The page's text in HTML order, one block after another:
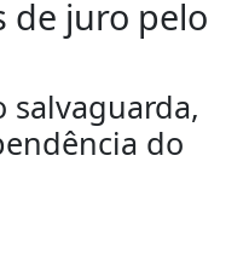
de juro pelo
do